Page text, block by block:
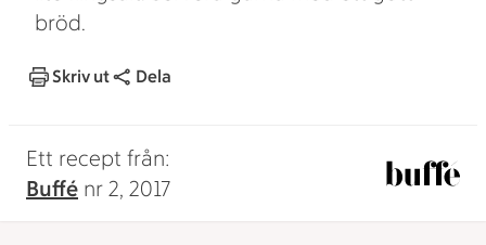
bröd.
Skriv ut Dela
Ett recept från:
Buffé nr 2, 2017